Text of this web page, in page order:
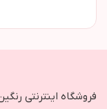
فروشگاه اینترنتی